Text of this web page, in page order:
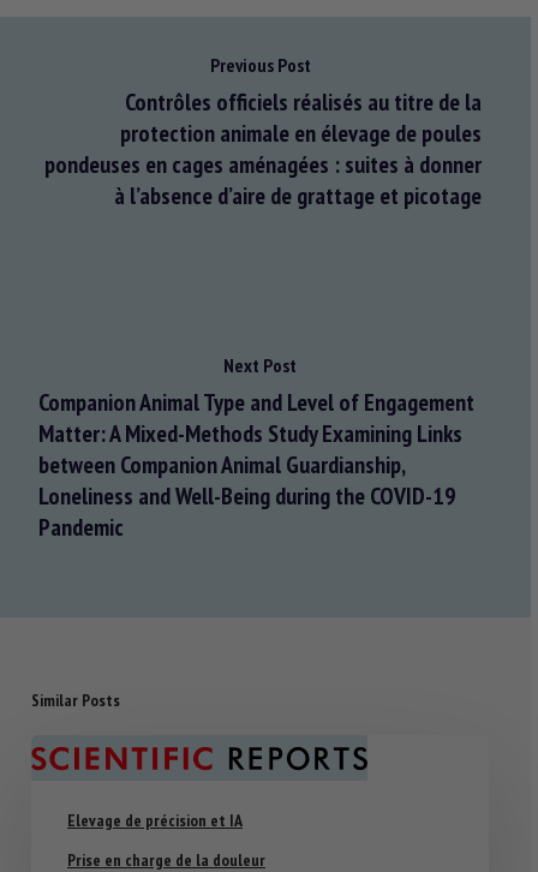
Previous Post
Contrôles officiels réalisés au titre de la
protection animale en élevage de poules
pondeuses en cages aménagées : suites à donner
à l’absence d’aire de grattage et picotage
Next Post
Companion Animal Type and Level of Engagement
Matter: A Mixed-Methods Study Examining Links
between Companion Animal Guardianship,
Loneliness and Well-Being during the COVID-19
Pandemic
Similar Posts
Elevage de précision et IA
Prise en charge de la douleur